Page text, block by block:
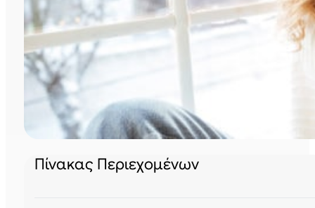
Πίνακας Περιεχομένων